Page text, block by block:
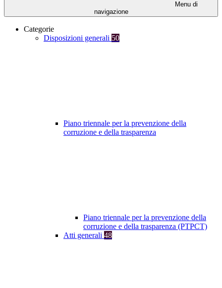
Menu di
navigazione
Categorie
Disposizioni generali 50
Piano triennale per la prevenzione della
corruzione e della trasparenza
Piano triennale per la prevenzione della
corruzione e della trasparenza (PTPCT)
Atti generali 48